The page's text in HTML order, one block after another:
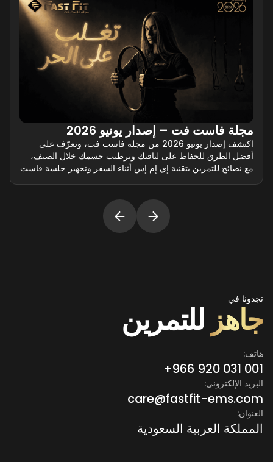
مجلة فاست فت – إصدار يونيو 2026
اكتشف إصدار يونيو 2026 من مجلة فاست فت، وتعرّف على
أفضل الطرق للحفاظ على لياقتك وترطيب جسمك خلال الصيف،
مع نصائح للتمرين بتقنية إي إم إس أثناء السفر وتجهيز جلسة فاست
تجدونا في
جاهز للتمرين
هاتف:
+966 920 031 001
البريد الإلكتروني:
care@fastfit-ems.com
العنوان:
المملكة العربية السعودية